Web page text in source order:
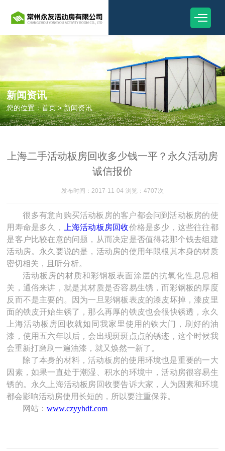
新闻资讯
您的位置：首页>新闻资讯
上海二手活动板房回收多少钱一平？永久活动房
诚信报价
发布时间：2017-11-04 浏览：4707次
很多有意向购买活动板房的客户都会问到活动板房的使
用寿命是多久， 上海活动板房回收价格是多少，这些往往都
是客户比较在意的问题，从而决定是否值得花那个钱去组建
活动房。永久要说的是，活动房的使用年限根其本身的材质
密切相关，且听分析。
活动板房的材质和彩钢板表面涂层的抗氧化性息息相
关，通俗来讲，就是其材质是否容易生锈，而彩钢板的厚度
反而不是主要的。因为一旦彩钢板表皮的漆皮坏掉，漆皮里
面的铁皮开始生锈了，那么再厚的铁皮也会很快锈透，永久
上海活动板房回收就如同我家里使用的铁大门，刷好的油
漆，使用五六年以后，会出现斑斑点点的锈迹，这个时候我
会重新打磨刷一遍油漆，就又焕然一新了。
除了本身的材料，活动板房的使用环境也是重要的一大
因素，如果一直处于潮湿、积水的环境中，活动房很容易生
锈的。永久上海活动板房回收要告诉大家，人为因素和环境
都会影响活动房使用长短的，所以要注重保养。
网站：www.czyyhdf.com